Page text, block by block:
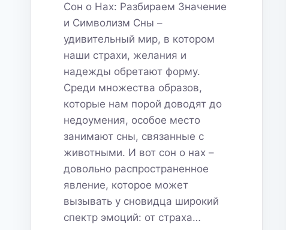
Сон о Нах: Разбираем Значение
и Символизм Сны –
удивительный мир, в котором
наши страхи, желания и
надежды обретают форму.
Среди множества образов,
которые нам порой доводят до
недоумения, особое место
занимают сны, связанные с
животными. И вот сон о нах –
довольно распространенное
явление, которое может
вызывать у сновидца широкий
спектр эмоций: от страха…